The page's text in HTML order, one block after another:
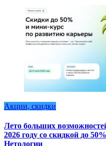
Акции, скидки
Лето больших
2026 году со скидкой до
Нетологии